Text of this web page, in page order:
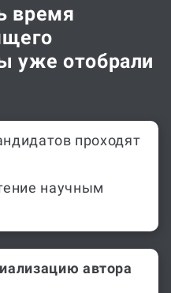
время
уже отобрали
проходят
научным
автора